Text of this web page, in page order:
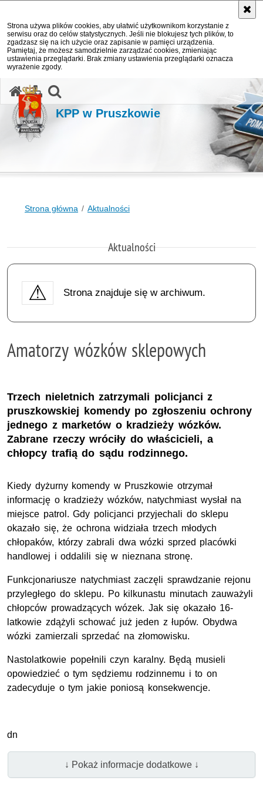
Strona używa plików cookies, aby ułatwić użytkownikom korzystanie z
serwisu oraz do celów statystycznych. Jeśli nie blokujesz tych plików, to
zgadzasz się na ich użycie oraz zapisanie w pamięci urządzenia.
Pamiętaj, że możesz samodzielnie zarządzać cookies, zmieniając
ustawienia przeglądarki. Brak zmiany ustawienia przeglądarki oznacza
wyrażenie zgody.
KPP w Pruszkowie
Strona główna Aktualności
Aktualności
Strona znajduje się w archiwum.
Amatorzy wózków sklepowych
Trzech nieletnich zatrzymali policjanci z
pruszkowskiej komendy po zgłoszeniu ochrony
jednego z marketów o kradzieży wózków.
Zabrane rzeczy wróciły do właścicieli, a
chłopcy trafią do sądu rodzinnego.
Kiedy dyżurny komendy w Pruszkowie otrzymał
informację o kradzieży wózków, natychmiast wysłał na
miejsce patrol. Gdy policjanci przyjechali do sklepu
okazało się, że ochrona widziała trzech młodych
chłopaków, którzy zabrali dwa wózki sprzed placówki
handlowej i oddalili się w nieznana stronę.
Funkcjonariusze natychmiast zaczęli sprawdzanie rejonu
przyległego do sklepu. Po kilkunastu minutach zauważyli
chłopców prowadzących wózek. Jak się okazało 16-
latkowie zdążyli schować już jeden z łupów. Obydwa
wózki zamierzali sprzedać na złomowisku.
Nastolatkowie popełnili czyn karalny. Będą musieli
opowiedzieć o tym sędziemu rodzinnemu i to on
zadecyduje o tym jakie poniosą konsekwencje.
dn
↓ Pokaż informacje dodatkowe ↓